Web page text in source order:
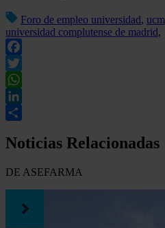
Foro de empleo universidad, ucm
universidad complutense de madrid,
Facebook
Twitter
WhatsApp
LinkedIn
Noticias Relacionadas
DE ASEFARMA